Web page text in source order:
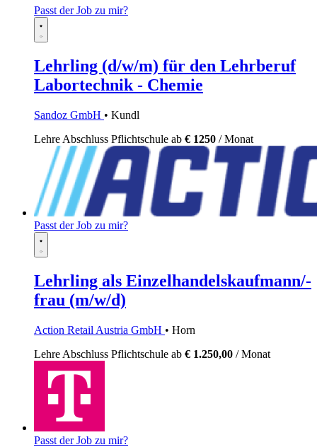
Passt der Job zu mir?
Lehrling (d/w/m) für den Lehrberuf
Labortechnik - Chemie
Sandoz GmbH • Kundl
Lehre Abschluss Pflichtschule ab € 1250 / Monat
Passt der Job zu mir?
Lehrling als Einzelhandelskaufmann/-
frau (m/w/d)
Action Retail Austria GmbH • Horn
Lehre Abschluss Pflichtschule ab € 1.250,00 / Monat
Passt der Job zu mir?